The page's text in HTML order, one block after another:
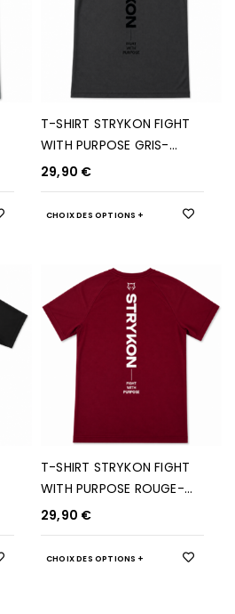
T-SHIRT STRYKON FIGHT
WITH PURPOSE GRIS-
FONCÉ
29,90 €
CHOIX DES OPTIONS
T-SHIRT STRYKON FIGHT
WITH PURPOSE ROUGE-
BORDEAUX
29,90 €
CHOIX DES OPTIONS